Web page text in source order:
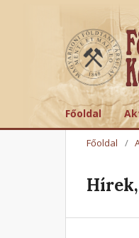
Főoldal
Főoldal /